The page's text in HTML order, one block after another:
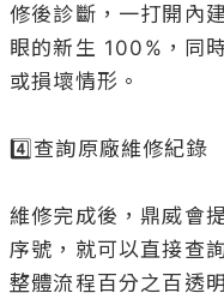
修後診斷，一打開內
眼的新生 100%，同
或損壞情形。
4️⃣查詢原廠維修紀錄
維修完成後，鼎威會
序號，就可以直接查
整體流程百分之百透